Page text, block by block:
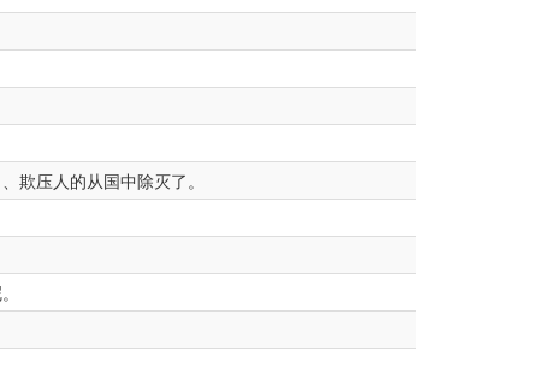
欺压人的从国中除灭了。